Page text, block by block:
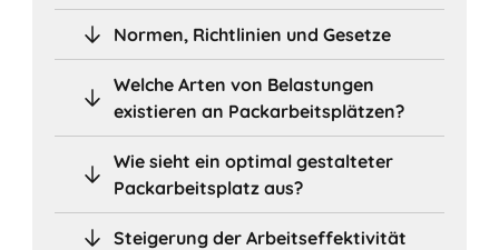
Normen, Richtlinien und Gesetze
Welche Arten von Belastungen
existieren an Packarbeitsplätzen?
Wie sieht ein optimal gestalteter
Packarbeitsplatz aus?
Steigerung der Arbeitseffektivität